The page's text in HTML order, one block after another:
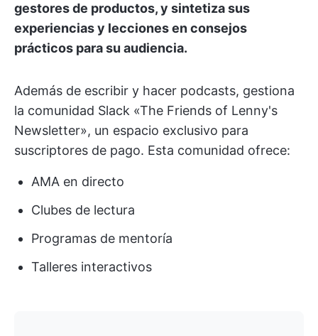
gestores de productos, y sintetiza sus
experiencias y lecciones en consejos
prácticos para su audiencia.
Además de escribir y hacer podcasts, gestiona
la comunidad Slack «The Friends of Lenny's
Newsletter», un espacio exclusivo para
suscriptores de pago. Esta comunidad ofrece:
AMA en directo
Clubes de lectura
Programas de mentoría
Talleres interactivos